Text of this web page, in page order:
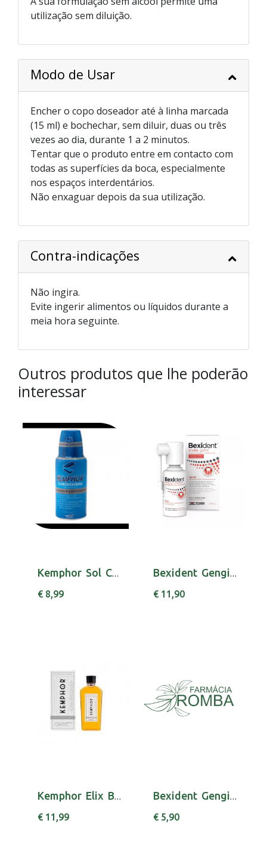
utilização sem diluição.
Modo de Usar
Encher o copo doseador até à linha marcada
(15 ml) e bochechar, sem diluir, duas ou três
vezes ao dia, durante 1 a 2 minutos.
Tentar que o produto entre em contacto com
todas as superfícies da boca, especialmente
nos espaços interdentários.
Não enxaguar depois da sua utilização.
Contra-indicações
Não ingira.
Evite ingerir alimentos ou líquidos durante a
meia hora seguinte.
Outros produtos que lhe poderão
interessar
Kemphor Sol Colut Clorohex 300 Ml
€ 8,99
Bexident Gengivas Spray Prot Geng Chx 40 Ml
€ 11,90
Kemphor Elix Bucal Conc 100ml
€ 11,99
Bexident Gengivas Esc Dent Medio
€ 5,90